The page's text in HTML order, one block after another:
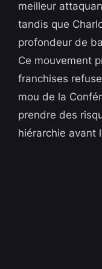
meilleur
tandis que
profondeur de
Ce mouvement
franchises
mou de la
prendre des
hiérarchie avant